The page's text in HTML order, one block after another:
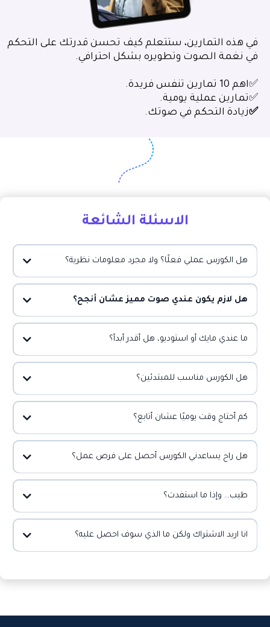
في هذه التمارين، ستتعلم كيف تحسن قدرتك على التحكم
في نغمة الصوت وتطويره بشكل احترافي.
✅اهم 10 تمارين تنفس فريدة.
✅تمارين عملية يومية.
✅زيادة التحكم في صوتك.
الاسئلة الشائعة
هل الكورس عملي فعلًا؟ ولا مجرد معلومات نظرية؟
هل لازم يكون عندي صوت مميز عشان أنجح؟
ما عندي مايك أو استوديو، هل أقدر أبدأ؟
هل الكورس مناسب للمبتدئين؟
كم أحتاج وقت يوميًا عشان أتابع؟
هل راح يساعدني الكورس أحصل على فرص عمل؟
طيب... وإذا ما استفدت؟
انا اريد الاشتراك ولكن ما الذي سوف احصل عليه؟
البونصات التي ستحصل عليها عند الاشتراك الآن: